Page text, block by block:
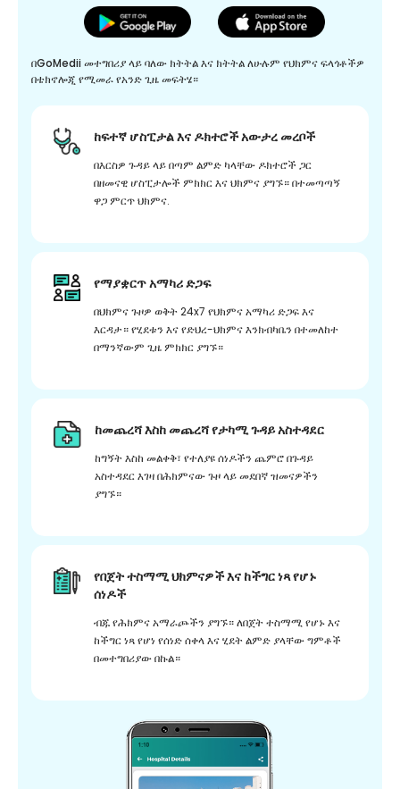
በGoMedii መተግበሪያ ላይ ባለው ክትትል እና ክትትል ለሁሉም የህክምና ፍላጎቶችዎ
በቴክኖሎጂ የሚመራ የአንድ ጊዜ መፍትሄ።
ከፍተኛ ሆስፒታል እና ዶክተሮች አውታረ መረቦች
በእርስዎ ጉዳይ ላይ በጣም ልምድ ካላቸው ዶክተሮች ጋር
በዘመናዊ ሆስፒታሎች ምክክር እና ህክምና ያግኙ። በተመጣጣኝ
ዋጋ ምርጥ ህክምና.
የማያቋርጥ አማካሪ ድጋፍ
በህክምና ጉዞዎ ወቅት 24x7 የህክምና አማካሪ ድጋፍ እና
እርዳታ። የሂደቱን እና የድህረ-ህክምና እንክብካቤን በተመለከተ
በማንኛውም ጊዜ ምክክር ያግኙ።
ከመጨረሻ እስከ መጨረሻ የታካሚ ጉዳይ አስተዳደር
ከግኝት እስከ መልቀቅ፣ የተለያዩ ሰነዶችን ጨምሮ በጉዳይ
አስተዳደር እገዛ በሕክምናው ጉዞ ላይ መደበኛ ዝመናዎችን
ያግኙ።
የበጀት ተስማሚ ህክምናዎች እና ከችግር ነጻ የሆኑ
ሰነዶች
ብጁ የሕክምና አማራጮችን ያግኙ። ለበጀት ተስማሚ የሆኑ እና
ከችግር ነጻ የሆነ የሰነድ ሰቀላ እና ሂደት ልምድ ያላቸው ግምቶች
በመተግበሪያው በኩል።